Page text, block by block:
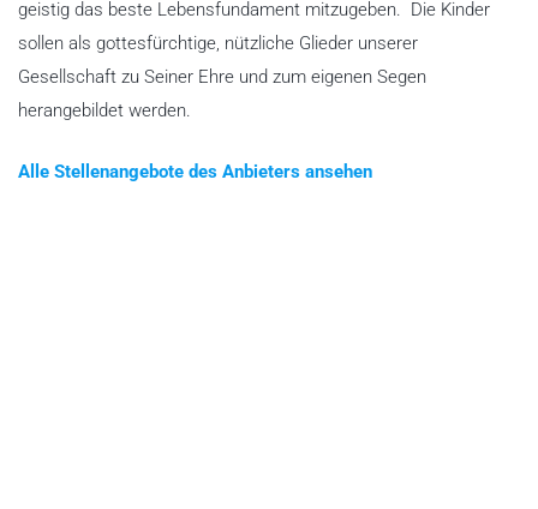
geistig das beste Lebensfundament mitzugeben. Die Kinder
sollen als gottesfürchtige, nützliche Glieder unserer
Gesellschaft zu Seiner Ehre und zum eigenen Segen
herangebildet werden.
Alle Stellenangebote des Anbieters ansehen